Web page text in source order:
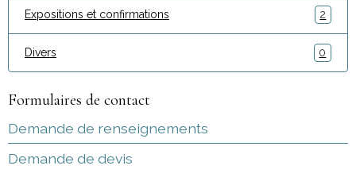
Expositions et confirmations 2
Divers 0
Formulaires de contact
Demande de renseignements
Demande de devis